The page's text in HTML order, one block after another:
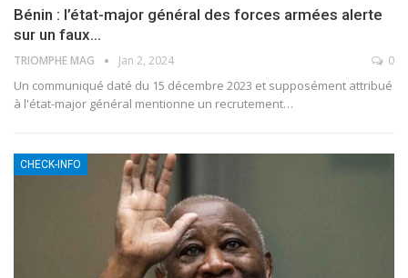
Bénin : l’état-major général des forces armées alerte
sur un faux…
TRIOMPHE MAG Jan 2, 2024 0
Un communiqué daté du 15 décembre 2023 et supposément attribué
à l'état-major général mentionne un recrutement…
CHECK-INFO